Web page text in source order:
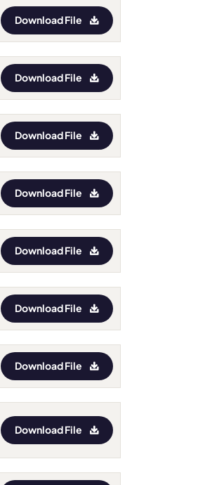
Download File
Download File
Download File
Download File
Download File
Download File
Download File
Download File